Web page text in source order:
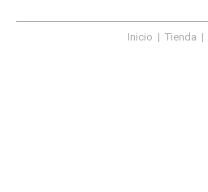
Inicio | Tienda |